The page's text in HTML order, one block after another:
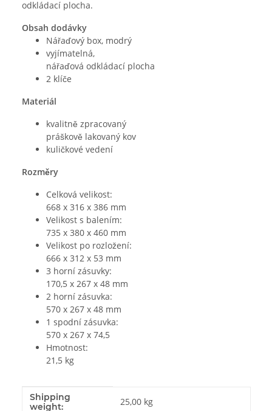
odkládací plocha.
Obsah dodávky
Nářaďový box, modrý
vyjímatelná,
nářaďová odkládací plocha
2 klíče
Materiál
kvalitně zpracovaný
práškově lakovaný kov
kuličkové vedení
Rozměry
Celková velikost:
668 x 316 x 386 mm
Velikost s balením:
735 x 380 x 460 mm
Velikost po rozložení:
666 x 312 x 53 mm
3 horní zásuvky:
170,5 x 267 x 48 mm
2 horní zásuvka:
570 x 267 x 48 mm
1 spodní zásuvka:
570 x 267 x 74,5
Hmotnost:
21,5 kg
#productDetails.itemInformation#
#productDetails.itemValue#
Shipping
weight:
25,00 kg